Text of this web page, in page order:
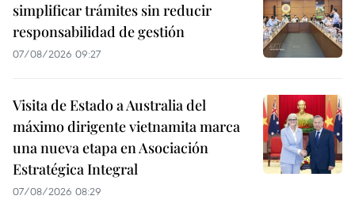
simplificar trámites sin reducir
responsabilidad de gestión
07/08/2026 09:27
Visita de Estado a Australia del
máximo dirigente vietnamita marca
una nueva etapa en Asociación
Estratégica Integral
07/08/2026 08:29